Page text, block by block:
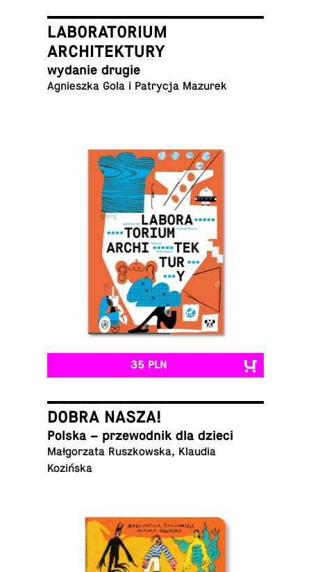
LABORATORIUM
ARCHITEKTURY
wydanie drugie
Agniesz­ka Gola i Pa­try­cja Mazurek
35 PLN
DOBRA NASZA!
Polska – prze­wod­nik dla dzieci
Mał­go­rza­ta Rusz­kow­ska, Klaudia
Kozińska